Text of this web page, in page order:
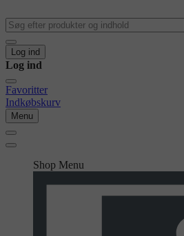
Log ind
Log ind
Favoritter
Indkøbskurv
Menu
Shop Menu